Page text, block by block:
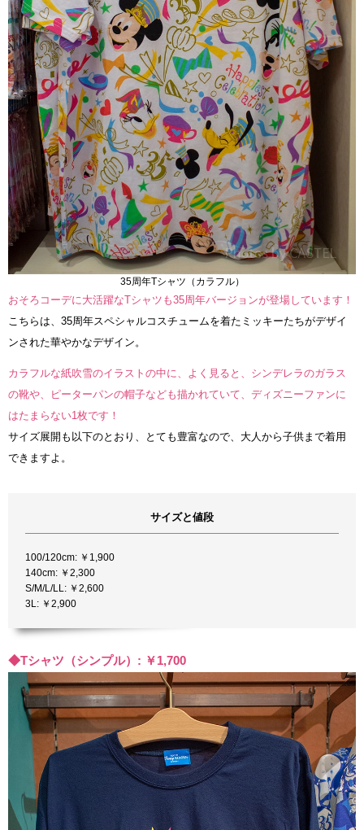
35周年Tシャツ（カラフル）
おそろコーデに大活躍なTシャツも35周年バージョンが登場しています！
こちらは、35周年スペシャルコスチュームを着たミッキーたちがデザイ
ンされた華やかなデザイン。
カラフルな紙吹雪のイラストの中に、よく見ると、シンデレラのガラス
の靴や、ピーターパンの帽子なども描かれていて、ディズニーファンに
はたまらない1枚です！
サイズ展開も以下のとおり、とても豊富なので、大人から子供まで着用
できますよ。
サイズと値段
100/120cm: ￥1,900
140cm: ￥2,300
S/M/L/LL: ￥2,600
3L: ￥2,900
◆Tシャツ（シンプル）: ￥1,700